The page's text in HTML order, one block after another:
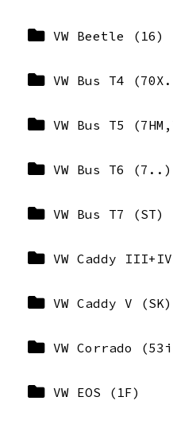
VW Beetle (16)
VW Bus T4
VW Bus T5
VW Bus T6 (7..)
VW Bus T7 (ST)
VW Caddy
VW Caddy V (SK)
VW Corrado
VW EOS (1F)